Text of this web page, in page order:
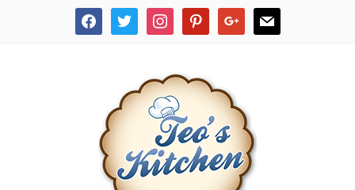
facebooktwitter instagrampinterestgoogle mail